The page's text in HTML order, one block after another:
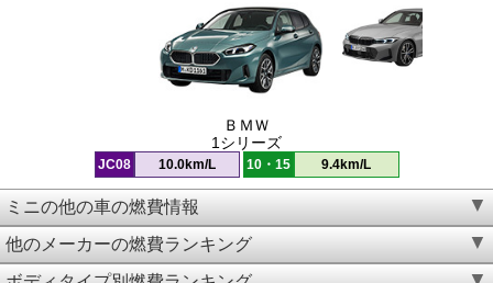
ＢＭＷ
1シリーズ
JC08 10.0km/L 10・15 9.4km/L
ミニの他の車の燃費情報
他のメーカーの燃費ランキング